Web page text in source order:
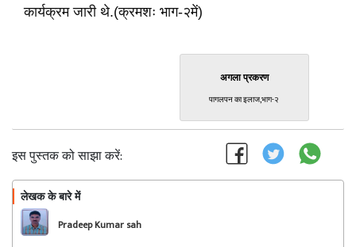
कार्यक्रम जारी थे.(क्रमशः भाग-२में)
अगला प्रकरण
पागलपन का इलाज,भाग-२
इस पुस्तक को साझा करें:
लेखक के बारे में
Pradeep Kumar sah